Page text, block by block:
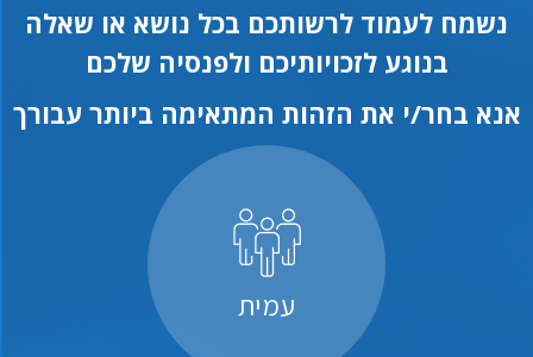
נשמח לעמוד לרשותכם בכל נושא או שאלה
בנוגע לזכויותיכם ולפנסיה שלכם
אנא בחר/י את הזהות המתאימה ביותר עבורך
עמית